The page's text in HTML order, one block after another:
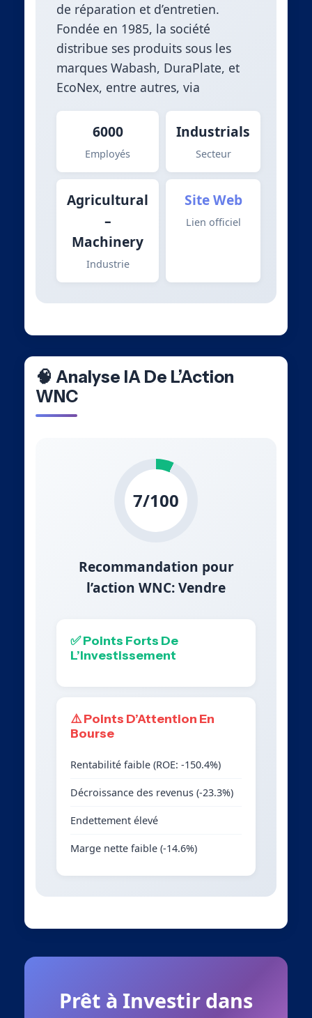
de réparation et d’entretien.
Fondée en 1985, la société
distribue ses produits sous les
marques Wabash, DuraPlate, et
EcoNex, entre autres, via
6000
Employés
Industrials
Secteur
Agricultural
–
Machinery
Industrie
Site Web
Lien officiel
🧠 Analyse IA De L’Action
WNC
7/100
Recommandation pour
l’action WNC: Vendre
✅ Points Forts De
L’Investissement
⚠️ Points D’Attention En
Bourse
Rentabilité faible (ROE: -150.4%)
Décroissance des revenus (-23.3%)
Endettement élevé
Marge nette faible (-14.6%)
Prêt à Investir dans